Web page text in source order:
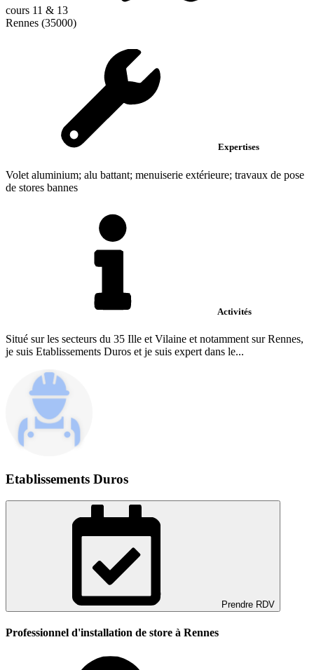
cours 11 & 13
Rennes (35000)
Expertises
Volet aluminium; alu battant; menuiserie extérieure; travaux de pose
de stores bannes
Activités
Situé sur les secteurs du 35 Ille et Vilaine et notamment sur Rennes,
je suis Etablissements Duros et je suis expert dans le...
Etablissements Duros
Prendre RDV
Professionnel d'installation de store à Rennes